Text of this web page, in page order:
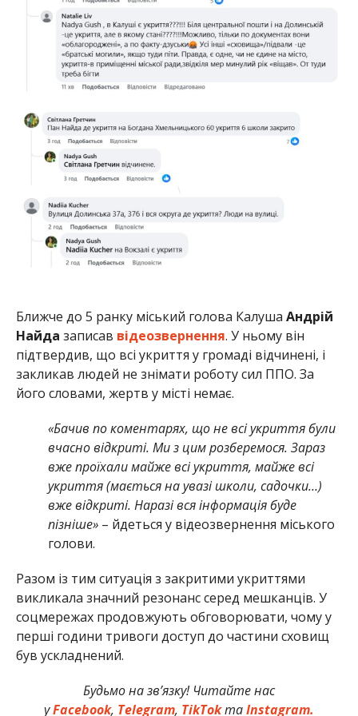
Ближче до 5 ранку міський голова Калуша Андрій
Найда записав відеозвернення. У ньому він
підтвердив, що всі укриття у громаді відчинені, і
закликав людей не знімати роботу сил ППО. За
його словами, жертв у місті немає.
«Бачив по коментарях, що не всі укриття були
вчасно відкриті. Ми з цим розберемося. Зараз
вже проїхали майже всі укриття, майже всі
укриття (мається на увазі школи, садочки…)
вже відкриті. Наразі вся інформація буде
пізніше»– йдеться у відеозвернення міського
голови.
Разом із тим ситуація з закритими укриттями
викликала значний резонанс серед мешканців. У
соцмережах продовжують обговорювати, чому у
перші години тривоги доступ до частини сховищ
був ускладнений.
Будьмо на зв’язку! Читайте нас
уFacebook, Telegram, TikTokтаInstagram.